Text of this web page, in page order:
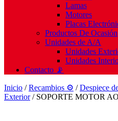
Lamas
Motores
Placas
Productos De Ocasión
Unidades de A/A
Unidades
Unidades
Contacto 📡
Inicio /Recambios ⚙️ /Despiece
Exterior/ SOPORTE MOTOR